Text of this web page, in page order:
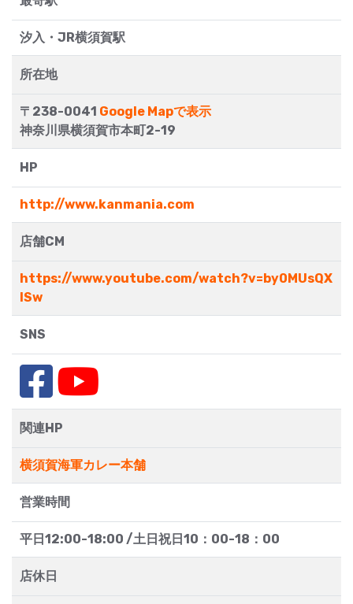
汐入・JR横須賀駅
所在地
〒238-0041 Google Mapで表示
神奈川県横須賀市本町2-19
HP
http://www.kanmania.com
店舗CM
https://www.youtube.com/watch?v=by0MUsQX
ISw
SNS
関連HP
横須賀海軍カレー本舗
営業時間
平日12:00-18:00 /土日祝日10：00-18：00
店休日